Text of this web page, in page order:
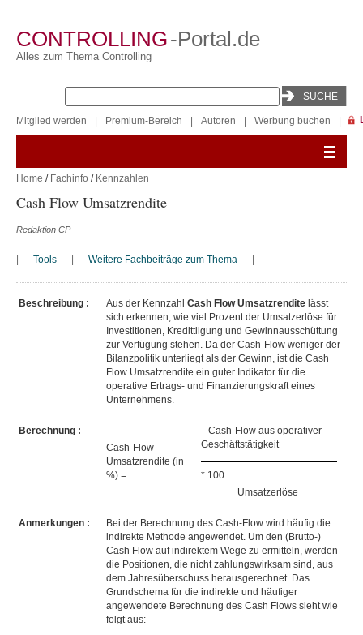
CONTROLLING-Portal.de
Alles zum Thema Controlling
Mitglied werden Premium-Bereich Autoren Werbung buchen
Home / Fachinfo / Kennzahlen
Cash Flow Umsatzrendite
Redaktion CP
Tools Weitere Fachbeiträge zum Thema
Beschreibung : Aus der Kennzahl Cash Flow Umsatzrendite lässt
sich erkennen, wie viel Prozent der Umsatzerlöse für
Investitionen, Kredittilgung und Gewinnausschüttung
zur Verfügung stehen. Da der Cash-Flow weniger der
Bilanzpolitik unterliegt als der Gewinn, ist die Cash
Flow Umsatzrendite ein guter Indikator für die
operative Ertrags- und Finanzierungskraft eines
Unternehmens.
Berechnung :
Cash-Flow-
Umsatzrendite (in
%) =
Cash-Flow aus operativer
Geschäftstätigkeit
* 100
Umsatzerlöse
Anmerkungen :
Bei der Berechnung des Cash-Flow wird häufig die
indirekte Methode angewendet. Um den (Brutto-)
Cash Flow auf indirektem Wege zu ermitteln, werden
die Positionen, die nicht zahlungswirksam sind, aus
dem Jahresüberschuss herausgerechnet. Das
Grundschema für die indirekte und häufiger
angewendete Berechnung des Cash Flows sieht wie
folgt aus: